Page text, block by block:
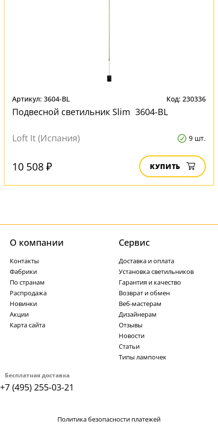
Артикул: 3604-BL Код: 230336
Подвесной светильник Slim 3604-BL
Loft It (Испания) 9 шт.
10 508 ₽ КУПИТЬ
Бесплатная доставка
+7 (495) 255-03-21
О компании
Контакты
Фабрики
По странам
Распродажа
Новинки
Акции
Карта сайта
Cервис
Доставка и оплата
Установка светильников
Гарантия и качество
Возврат и обмен
Веб-мастерам
Дизайнерам
Отзывы
Новости
Статьи
Типы лампочек
Политика безопасности платежей